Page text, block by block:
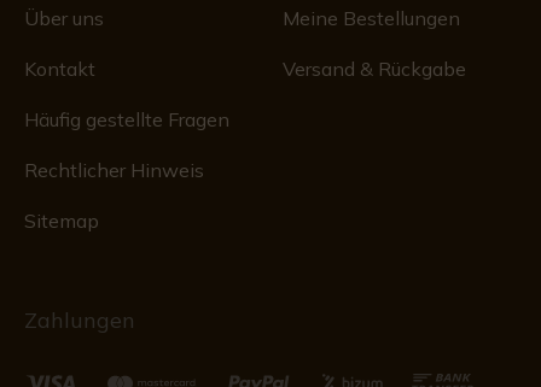
Über uns
Kontakt
Häufig gestellte Fragen
Rechtlicher Hinweis
Sitemap
Meine Bestellungen
Versand & Rückgabe
Zahlungen